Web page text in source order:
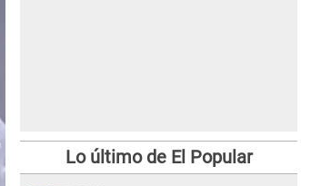
Lo último de El Popular